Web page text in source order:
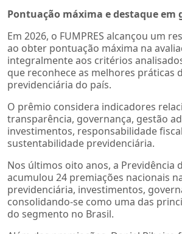
Pontuação máxima e destaque em
Em 2026, o FUMPRES alcançou um
ao obter pontuação máxima na
integralmente aos critérios
que reconhece as melhores práticas
previdenciária do país.
O prêmio considera indicadores
transparência, governança, gestão
investimentos, responsabilidade
sustentabilidade previdenciária.
Nos últimos oito anos, a Previdência
acumulou 24 premiações nacionais
previdenciária, investimentos,
consolidando-se como uma das
do segmento no Brasil.